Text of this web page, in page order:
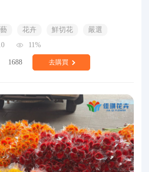
花卉 鮮切花
嚴選
11%
1688 去購買